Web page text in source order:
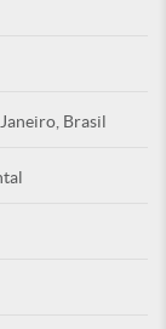
Brasil